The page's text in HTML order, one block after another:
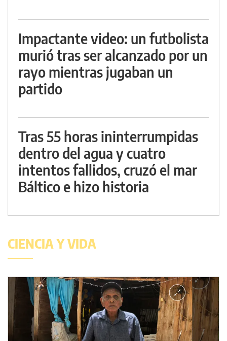
Impactante video: un futbolista
murió tras ser alcanzado por un
rayo mientras jugaban un
partido
Tras 55 horas ininterrumpidas
dentro del agua y cuatro
intentos fallidos, cruzó el mar
Báltico e hizo historia
CIENCIA Y VIDA